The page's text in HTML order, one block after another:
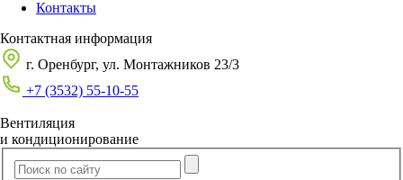
Контакты
Контактная информация
г. Оренбург, ул. Монтажников 23/3
+7 (3532) 55-10-55
Вентиляция
и кондиционирование